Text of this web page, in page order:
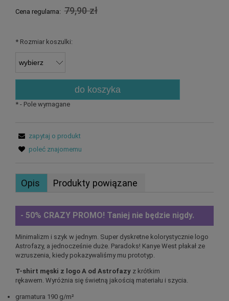
Cena regularna: 79,90 zł
*Rozmiar koszulki:
do koszyka
*- Pole wymagane
zapytaj o produkt
poleć znajomemu
Opis Produkty powiązane
- 50% CRAZY PROMO! Taniej nie będzie nigdy.
Minimalizm i szyk w jednym. Super dyskretne kolorystycznie logo
Astrofazy, a jednocześnie duże. Paradoks! Kanye West płakał ze
wzruszenia, kiedy pokazywaliśmy mu prototyp.
T-shirt męski z logo A od Astrofazy z krótkim
rękawem. Wyróżnia się świetną jakością materiału i szycia.
gramatura 190 g/m²